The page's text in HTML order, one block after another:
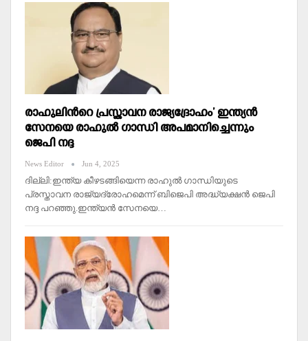
രാഹുലിന്‍റെ പ്രസ്താവന രാജ്യദ്രോഹം’ ഇന്ത്യൻ
സേനയെ രാഹുല്‍ ഗാന്ധി അപമാനിച്ചെന്നും
ജെപി നദ്ദ
News Editor Jun 4, 2025
ദില്ലി:ഇന്ത്യ കീഴടങ്ങിയെന്ന രാഹുല്‍ ഗാന്ധിയുടെ
പ്രസ്താവന രാജ്യദ്രോഹമെന്ന് ബിജെപി അദ്ധ്യക്ഷൻ ജെപി
നദ്ദ പറഞ്ഞു.ഇന്ത്യൻ സേനയെ…